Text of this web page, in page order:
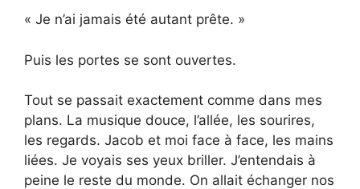
« Je n’ai jamais été autant prête. »
Puis les portes se sont ouvertes.
Tout se passait exactement comme dans mes
plans. La musique douce, l’allée, les sourires,
les regards. Jacob et moi face à face, les mains
liées. Je voyais ses yeux briller. J’entendais à
peine le reste du monde. On allait échanger nos